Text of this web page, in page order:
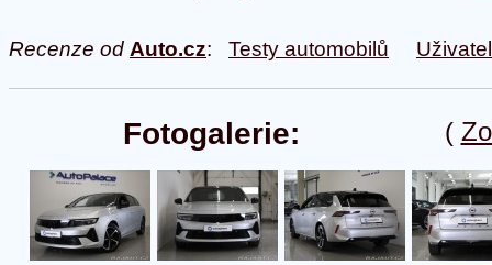
Recenze od Auto.cz: Testy automobilů
(
Fotogalerie: